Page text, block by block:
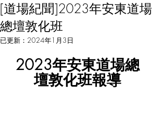
[道場紀聞]2023年安東道場
總壇敦化班
已更新： 2024年1月3日
2023年安東道場總
壇敦化班報導